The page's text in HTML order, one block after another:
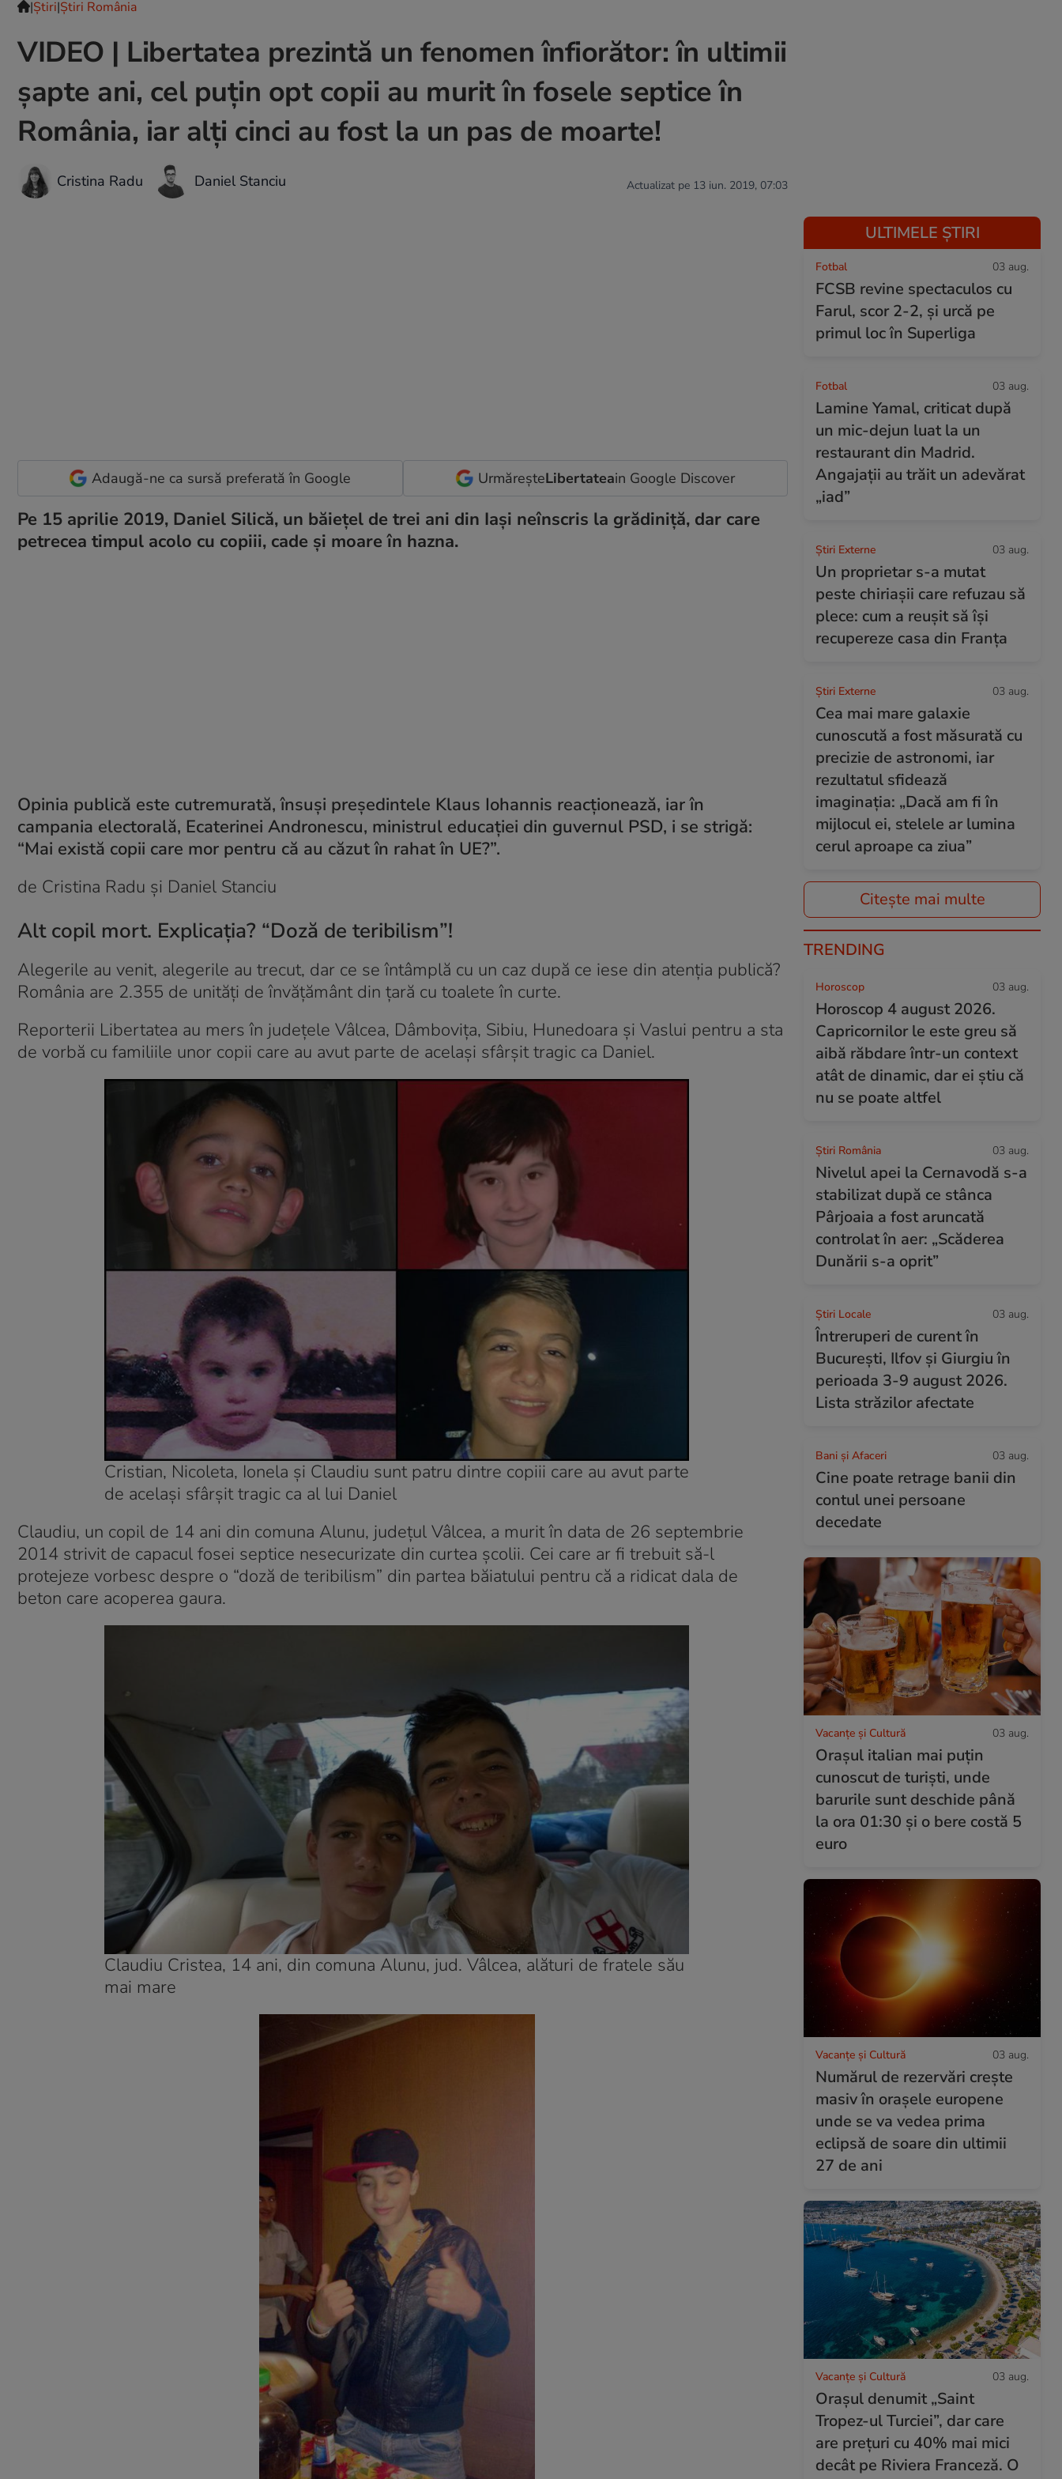
|Ştiri|Știri România
VIDEO | Libertatea prezintă un fenomen înfiorător: în ultimii
șapte ani, cel puțin opt copii au murit în fosele septice în
România, iar alți cinci au fost la un pas de moarte!
Cristina Radu Daniel Stanciu Actualizat pe 13 iun. 2019, 07:03
Adaugă-ne ca sursă preferată în Google UrmăreșteLibertateain Google Discover
Pe 15 aprilie 2019, Daniel Silică, un băiețel de trei ani din Iași neînscris la grădiniță, dar care
petrecea timpul acolo cu copiii, cade și moare în hazna.
Opinia publică este cutremurată, însuși președintele Klaus Iohannis reacționează, iar în
campania electorală, Ecaterinei Andronescu, ministrul educației din guvernul PSD, i se strigă:
“Mai există copii care mor pentru că au căzut în rahat în UE?”.
de Cristina Radu și Daniel Stanciu
Alt copil mort. Explicația? “Doză de teribilism”!
Alegerile au venit, alegerile au trecut, dar ce se întâmplă cu un caz după ce iese din atenția publică?
România are 2.355 de unități de învățământ din țară cu toalete în curte.
Reporterii Libertatea au mers în județele Vâlcea, Dâmbovița, Sibiu, Hunedoara și Vaslui pentru a sta
de vorbă cu familiile unor copii care au avut parte de același sfârșit tragic ca Daniel.
Cristian, Nicoleta, Ionela și Claudiu sunt patru dintre copiii care au avut parte
de același sfârșit tragic ca al lui Daniel
Claudiu, un copil de 14 ani din comuna Alunu, județul Vâlcea, a murit în data de 26 septembrie
2014 strivit de capacul fosei septice nesecurizate din curtea școlii. Cei care ar fi trebuit să-l
protejeze vorbesc despre o “doză de teribilism” din partea băiatului pentru că a ridicat dala de
beton care acoperea gaura.
Claudiu Cristea, 14 ani, din comuna Alunu, jud. Vâlcea, alături de fratele său
mai mare
ULTIMELE ȘTIRI
Fotbal 03 aug.
FCSB revine spectaculos cu
Farul, scor 2-2, și urcă pe
primul loc în Superliga
Fotbal 03 aug.
Lamine Yamal, criticat după
un mic-dejun luat la un
restaurant din Madrid.
Angajații au trăit un adevărat
„iad”
Știri Externe 03 aug.
Un proprietar s-a mutat
peste chiriașii care refuzau să
plece: cum a reușit să își
recupereze casa din Franța
Știri Externe 03 aug.
Cea mai mare galaxie
cunoscută a fost măsurată cu
precizie de astronomi, iar
rezultatul sfidează
imaginația: „Dacă am fi în
mijlocul ei, stelele ar lumina
cerul aproape ca ziua”
Citește mai multe
TRENDING
Horoscop 03 aug.
Horoscop 4 august 2026.
Capricornilor le este greu să
aibă răbdare într-un context
atât de dinamic, dar ei știu că
nu se poate altfel
Știri România 03 aug.
Nivelul apei la Cernavodă s-a
stabilizat după ce stânca
Pârjoaia a fost aruncată
controlat în aer: „Scăderea
Dunării s-a oprit”
Știri Locale 03 aug.
Întreruperi de curent în
București, Ilfov și Giurgiu în
perioada 3-9 august 2026.
Lista străzilor afectate
Bani și Afaceri 03 aug.
Cine poate retrage banii din
contul unei persoane
decedate
Vacanțe și Cultură 03 aug.
Orașul italian mai puțin
cunoscut de turiști, unde
barurile sunt deschide până
la ora 01:30 și o bere costă 5
euro
Vacanțe și Cultură 03 aug.
Numărul de rezervări crește
masiv în orașele europene
unde se va vedea prima
eclipsă de soare din ultimii
27 de ani
Vacanțe și Cultură 03 aug.
Orașul denumit „Saint
Tropez-ul Turciei”, dar care
are prețuri cu 40% mai mici
decât pe Riviera Franceză. O